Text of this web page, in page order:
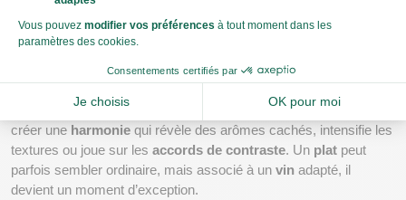
Qu’est-ce qu’un accord mets-vin réussi ?
Un bon accord, ce n’est pas une simple cohabitation entre un
mutuelle. L’idée n’est pas de dominer l’un ou l’autre, mais de
créer une harmonie qui révèle des arômes cachés, intensifie les
textures ou joue sur les accords de contraste. Un plat peut
parfois sembler ordinaire, mais associé à un vin adapté, il
devient un moment d’exception.